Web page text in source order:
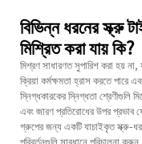
বিভিন্ন ধরনের স্ক্রু
মিশ্রিত করা যায় কি?
মিশ্রণ সাধারণত সুপারিশ করা হয় না,
ক্রিয়া কর্মক্ষমতা হ্রাস করতে পারে
স্নিগ্ধকারকের স্নিগ্ধতা শ্রেণীগুলি
এবং জারণ প্রতিরোধের উপর প্রভাব
গ্রুপের জন্য একটি যাচাইকৃত স্ক্রু-